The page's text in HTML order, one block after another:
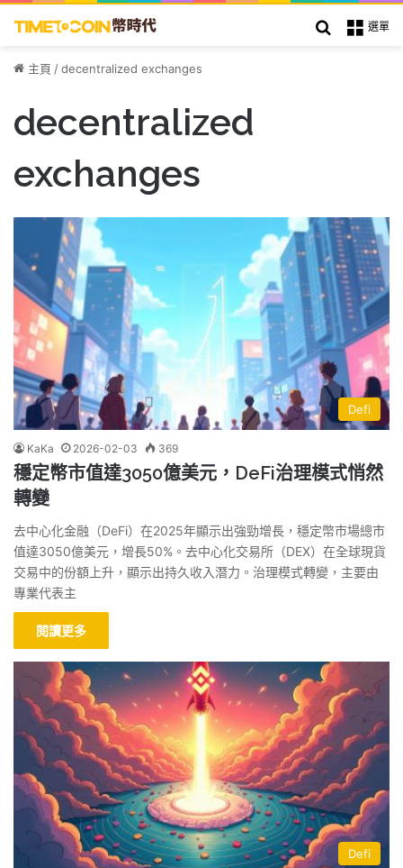
選單
搜索
主頁 /decentralized exchanges
decentralized
exchanges
Defi
KaKa 2026-02-03 369
穩定幣市值達3050億美元，DeFi治理模式悄然
轉變
去中心化金融（DeFi）在2025年顯示出強勁增長，穩定幣市場總市
值達3050億美元，增長50%。去中心化交易所（DEX）在全球現貨
交易中的份額上升，顯示出持久收入潛力。治理模式轉變，主要由
專業代表主
閱讀更多
Defi